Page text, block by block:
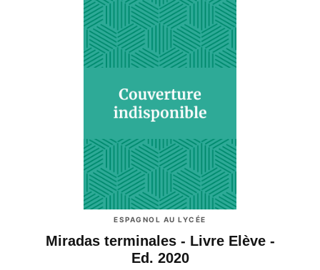
ESPAGNOL AU LYCÉE
Miradas terminales - Livre Elève -
Ed. 2020